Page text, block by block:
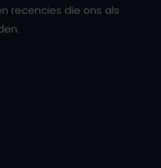
recencies die ons als